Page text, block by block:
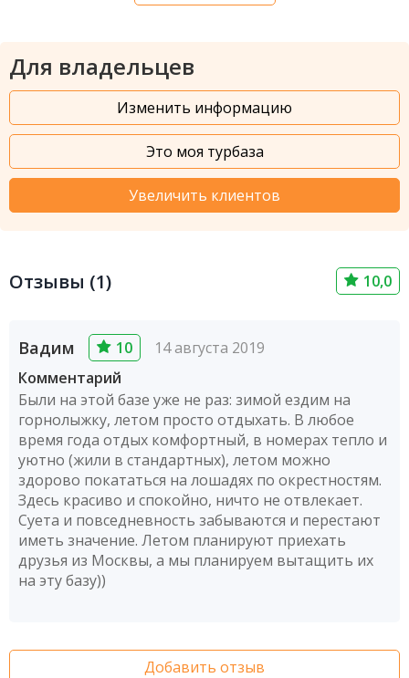
Для владельцев
Изменить информацию
Это моя турбаза
Увеличить клиентов
Отзывы (1) 10,0
Вадим 10
14 августа 2019
Комментарий
Были на этой базе уже не раз: зимой ездим на
горнолыжку, летом просто отдыхать. В любое
время года отдых комфортный, в номерах тепло и
уютно (жили в стандартных), летом можно
здорово покататься на лошадях по окрестностям.
Здесь красиво и спокойно, ничто не отвлекает.
Суета и повседневность забываются и перестают
иметь значение. Летом планируют приехать
друзья из Москвы, а мы планируем вытащить их
на эту базу))
Добавить отзыв